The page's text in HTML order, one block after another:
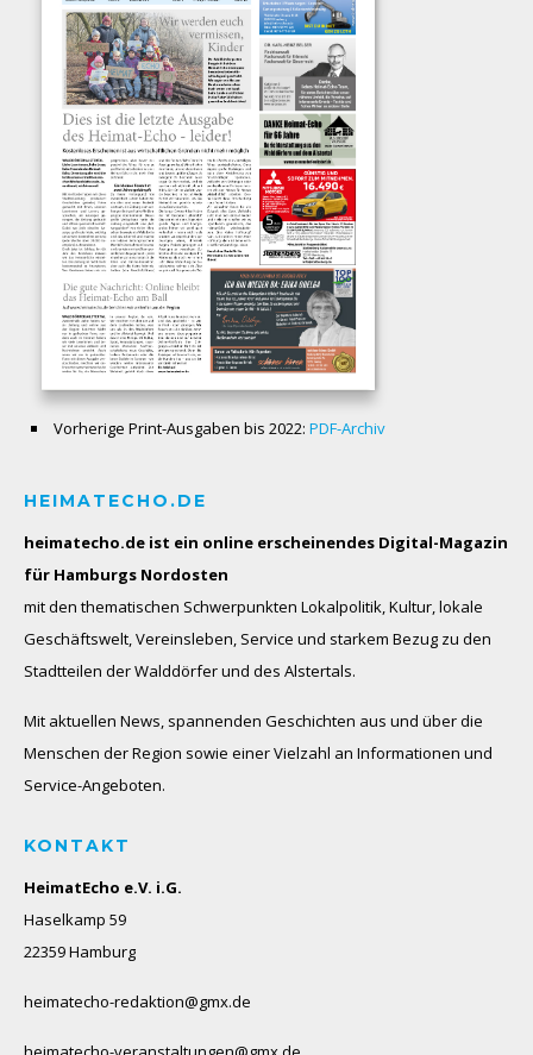
Vorherige Print-Ausgaben bis 2022: PDF-Archiv
HEIMATECHO.DE
heimatecho.de ist ein online erscheinendes Digital-Magazin
für Hamburgs Nordosten
mit den thematischen Schwerpunkten Lokalpolitik, Kultur, lokale
Geschäftswelt, Vereinsleben, Service und starkem Bezug zu den
Stadtteilen der Walddörfer und des Alstertals.
Mit aktuellen News, spannenden Geschichten aus und über die
Menschen der Region sowie einer Vielzahl an Informationen und
Service-Angeboten.
KONTAKT
HeimatEcho e.V. i.G.
Haselkamp 59
22359 Hamburg
heimatecho-redaktion@gmx.de